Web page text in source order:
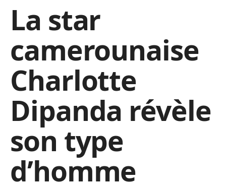
La star
camerounaise
Charlotte
Dipanda révèle
son type
d’homme